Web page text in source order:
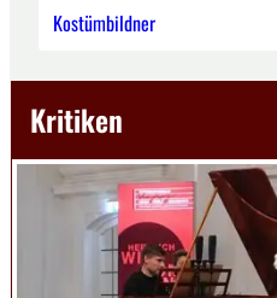
Kostümbildner
Kritiken